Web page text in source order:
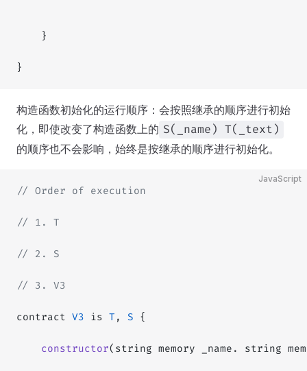
}
}
构造函数初始化的运行顺序：会按照继承的顺序进行初始
化，即使改变了构造函数上的 S(_name) T(_text)
的顺序也不会影响，始终是按继承的顺序进行初始化。
JavaScript
// Order of execution
// 1. T
// 2. S
// 3. V3
contract V3 is T , S {
constructor(string memory _name. string